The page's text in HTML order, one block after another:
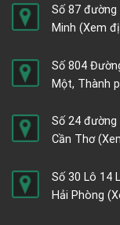
Số 87 đường
Minh (Xem
Số 804
Một, Thành
Số 24 đường
Cần Thơ
Số 30 Lô 14
Hải Phòng